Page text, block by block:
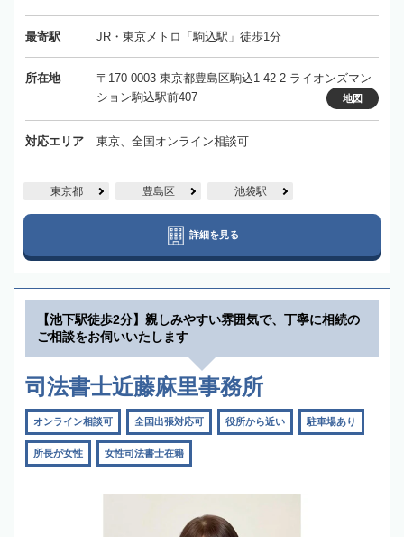
最寄駅 JR・東京メトロ「駒込駅」徒歩1分
所在地
〒170-0003 東京都豊島区駒込1-42-2 ライオンズマン
ション駒込駅前407
地図
対応エリア 東京、全国オンライン相談可
東京都 豊島区 池袋駅
詳細を見る
【池下駅徒歩2分】親しみやすい雰囲気で、丁寧に相続の
ご相談をお伺いいたします
司法書士近藤麻里事務所
オンライン相談可 全国出張対応可 役所から近い 駐車場あり
所長が女性 女性司法書士在籍